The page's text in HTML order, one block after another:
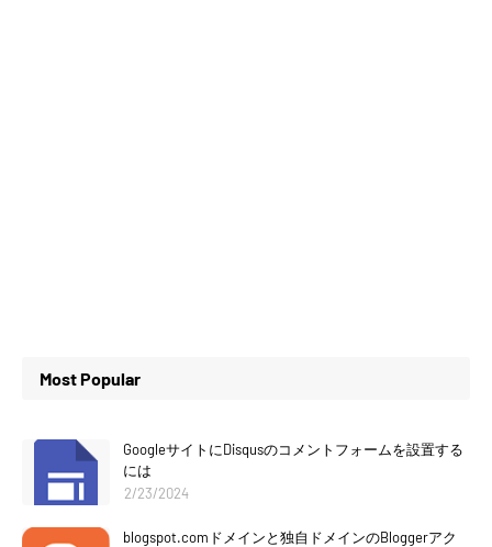
Most Popular
GoogleサイトにDisqusのコメントフォームを設置する
には
2/23/2024
blogspot.comドメインと独自ドメインのBloggerアク